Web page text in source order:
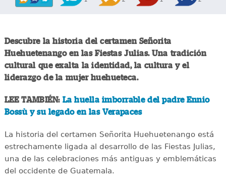
Descubre la historia del certamen Señorita
Huehuetenango en las Fiestas Julias. Una tradición
cultural que exalta la identidad, la cultura y el
liderazgo de la mujer huehueteca.
LEE TAMBIÉN: La huella imborrable del padre Ennio
Bossù y su legado en las Verapaces
La historia del certamen Señorita Huehuetenango está
estrechamente ligada al desarrollo de las Fiestas Julias,
una de las celebraciones más antiguas y emblemáticas
del occidente de Guatemala.